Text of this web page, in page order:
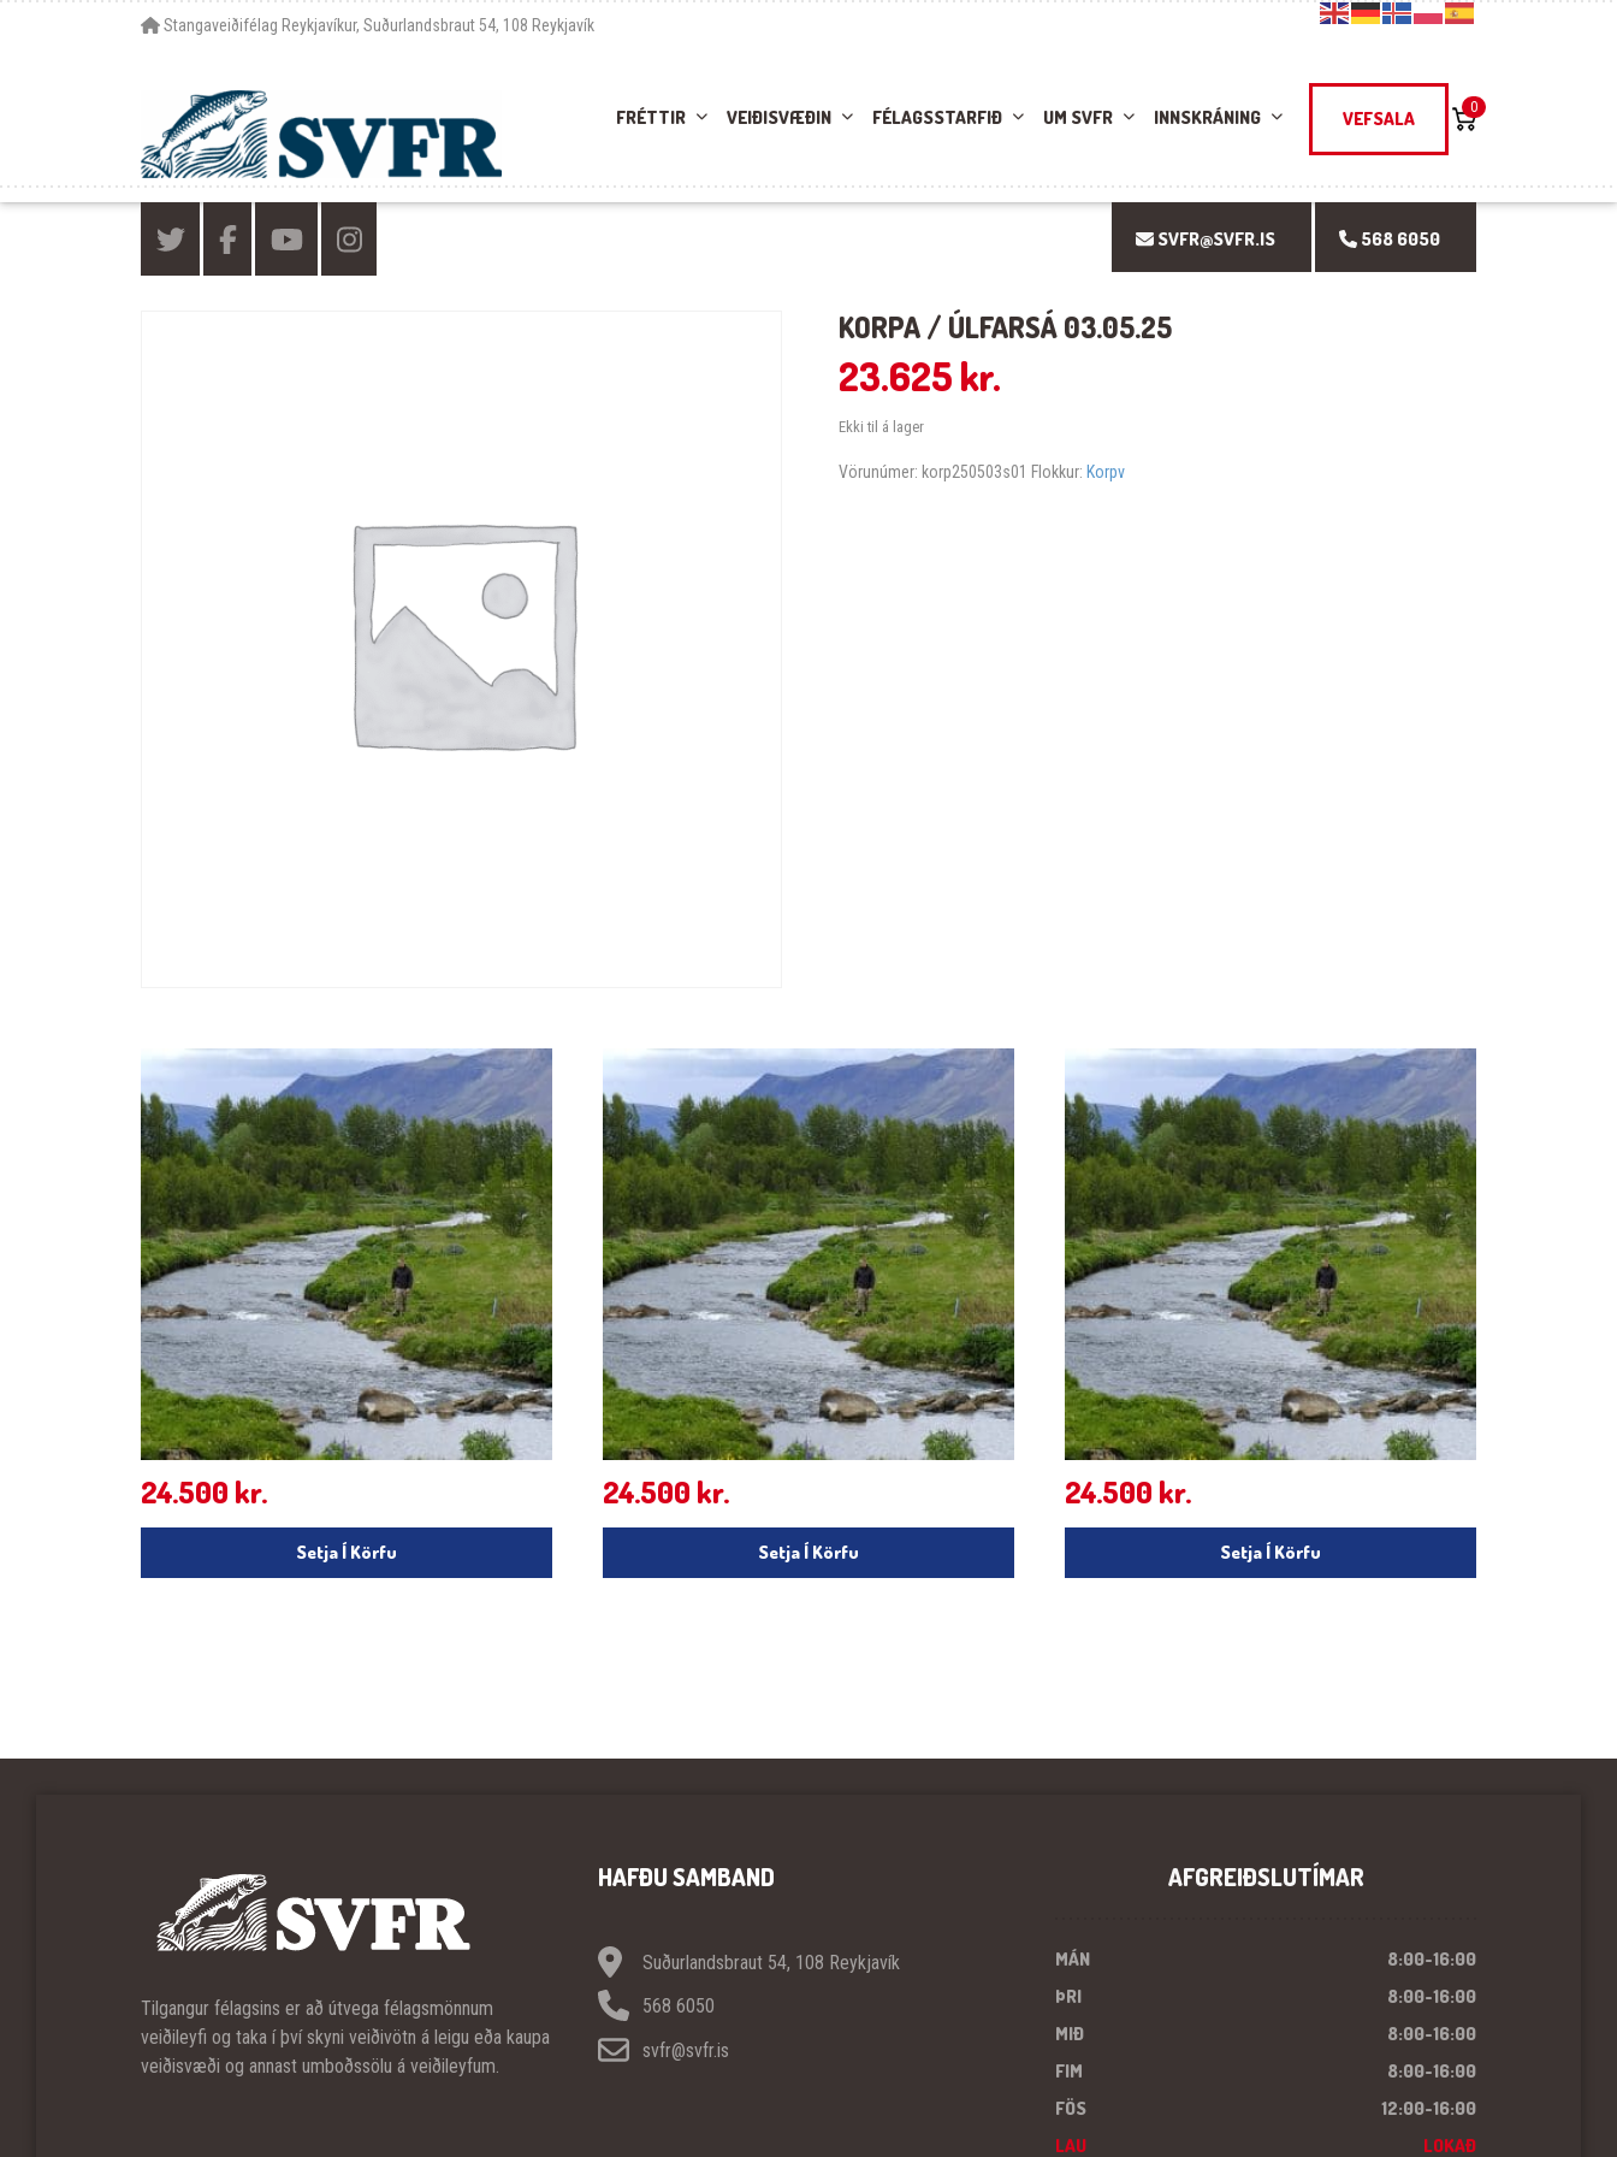
Stangaveiðifélag Reykjavíkur, Suðurlandsbraut 54, 108 Reykjavík
FRÉTTIR VEIÐISVÆÐIN FÉLAGSSTARFIÐ UM SVFR INNSKRÁNING VEFSALA
0
SVFR@SVFR.IS 568 6050
KORPA / ÚLFARSÁ 03.05.25
23.625kr.
Ekki til á lager
Vörunúmer: korp250503s01 Flokkur: Korpv
24.500 kr.
Setja Í Körfu
24.500 kr.
Setja Í Körfu
24.500 kr.
Setja Í Körfu
Tilgangur félagsins er að útvega félagsmönnum
veiðileyfi og taka í því skyni veiðivötn á leigu eða kaupa
veiðisvæði og annast umboðssölu á veiðileyfum.
HAFÐU SAMBAND
Suðurlandsbraut 54, 108 Reykjavík
568 6050
svfr@svfr.is
AFGREIÐSLUTÍMAR
MÁN
8:00-16:00
ÞRI
8:00-16:00
MIÐ
8:00-16:00
FIM
8:00-16:00
FÖS
12:00-16:00
LAU
LOKAÐ